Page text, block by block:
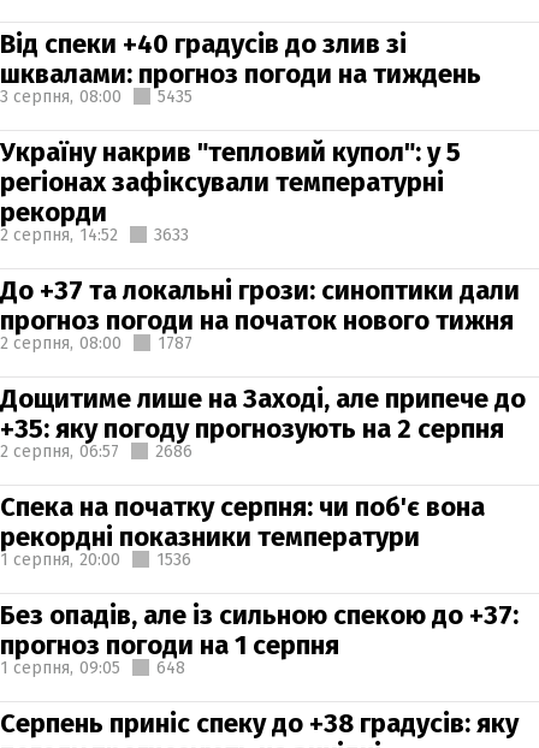
Від спеки +40 градусів до злив зі
шквалами: прогноз погоди на тиждень
3 серпня, 08:00 5435
Україну накрив "тепловий купол": у 5
регіонах зафіксували температурні
рекорди
2 серпня, 14:52 3633
До +37 та локальні грози: синоптики дали
прогноз погоди на початок нового тижня
2 серпня, 08:00 1787
Дощитиме лише на Заході, але припече до
+35: яку погоду прогнозують на 2 серпня
2 серпня, 06:57 2686
Спека на початку серпня: чи поб'є вона
рекордні показники температури
1 серпня, 20:00 1536
Без опадів, але із сильною спекою до +37:
прогноз погоди на 1 серпня
1 серпня, 09:05 648
Серпень приніс спеку до +38 градусів: яку